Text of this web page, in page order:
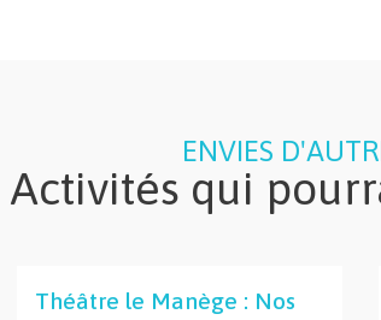
ENVIES
Activités qui
Théâtre le Manège : Nos